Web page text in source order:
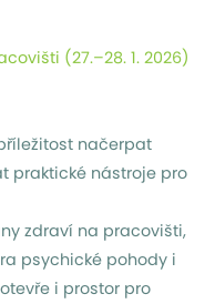
(27.–28. 1. 2026)
načerpat
praktické nástroje pro
zdraví na pracovišti,
psychické pohody i
i prostor pro